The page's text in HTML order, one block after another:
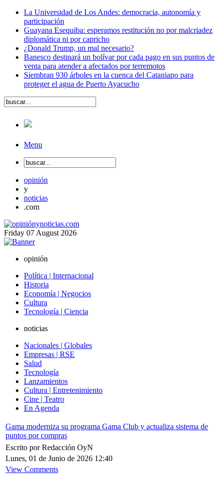
La Universidad de Los Andes: democracia, autonomía y
participación
Guayana Esequiba: esperamos restitución no por malcriadez
diplomática ni por capricho
¿Donald Trump, un mal necesario?
Banesco destinará un bolívar por cada pago en sus puntos de
venta para atender a afectados por terremotos
Siembran 930 árboles en la cuenca del Cataniapo para
proteger el agua de Puerto Ayacucho
Menu
opinión
y
noticias
.com
Friday 07 August 2026
opinión
Política | Internacional
Historia
Economía | Negocios
Cultura
Tecnología | Ciencia
noticias
Nacionales | Globales
Empresas | RSE
Salud
Tecnología
Lanzamientos
Cultura | Entretenimiento
Cine | Teatro
En Agenda
Gama moderniza su programa Gama Club y actualiza sistema de
puntos por compras
Escrito por Redacción OyN
Lunes, 01 de Junio de 2026 12:40
View Comments